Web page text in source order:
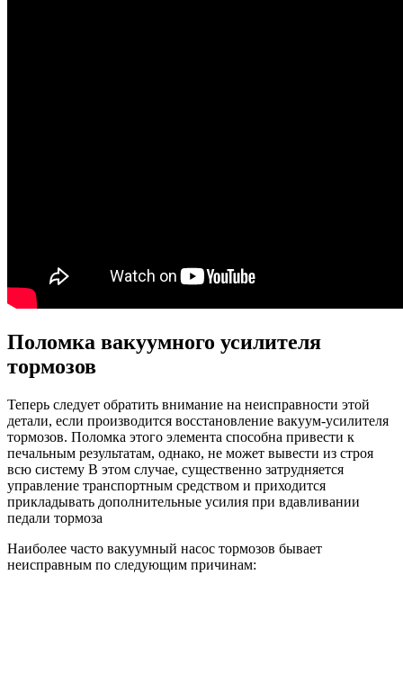
Поломка вакуумного усилителя
тормозов
Теперь следует обратить внимание на неисправности этой
детали, если производится восстановление вакуум-усилителя
тормозов. Поломка этого элемента способна привести к
печальным результатам, однако, не может вывести из строя
всю систему В этом случае, существенно затрудняется
управление транспортным средством и приходится
прикладывать дополнительные усилия при вдавливании
педали тормоза
Наиболее часто вакуумный насос тормозов бывает
неисправным по следующим причинам: